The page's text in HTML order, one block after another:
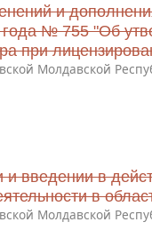
и
года № 755 "Об
при
Молдавской
введении в
в
Молдавской